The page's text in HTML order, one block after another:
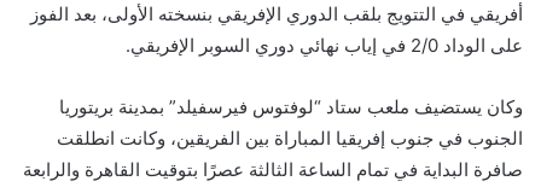
أفريقي في التتويج بلقب الدوري الإفريقي بنسخته الأولى، بعد الفوز
على الوداد 2/0 في إياب نهائي دوري السوبر الإفريقي.
وكان يستضيف ملعب ستاد “لوفتوس فيرسفيلد” بمدينة بريتوريا
الجنوب في جنوب إفريقيا المباراة بين الفريقين، وكانت انطلقت
صافرة البداية في تمام الساعة الثالثة عصرًا بتوقيت القاهرة والرابعة